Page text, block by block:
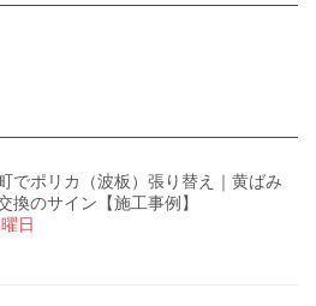
でポリカ（波板）張り替え｜黄ばみ
換のサイン【施工事例】
日